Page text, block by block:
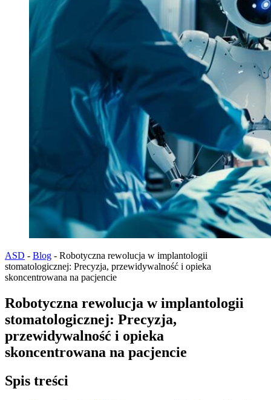
ASD - Blog - Robotyczna rewolucja w implantologii
stomatologicznej: Precyzja, przewidywalność i opieka
skoncentrowana na pacjencie
Robotyczna rewolucja w implantologii
stomatologicznej: Precyzja,
przewidywalność i opieka
skoncentrowana na pacjencie
Spis treści